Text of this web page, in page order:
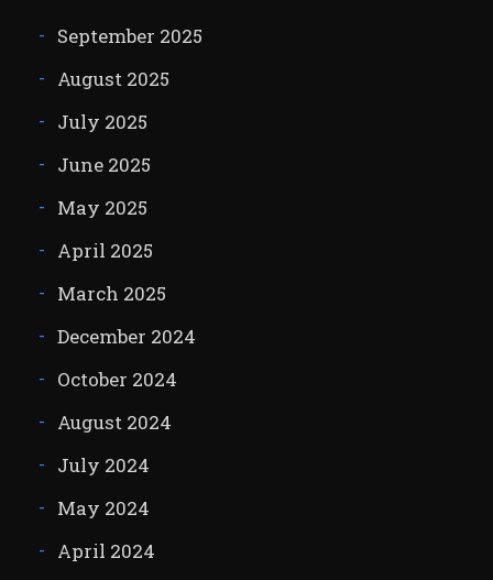
September 2025
August 2025
July 2025
June 2025
May 2025
April 2025
March 2025
December 2024
October 2024
August 2024
July 2024
May 2024
April 2024